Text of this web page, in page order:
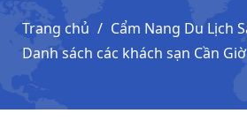
Trang chủ
Cẩm Nang Du Lịch
Danh sách các khách sạn Cần